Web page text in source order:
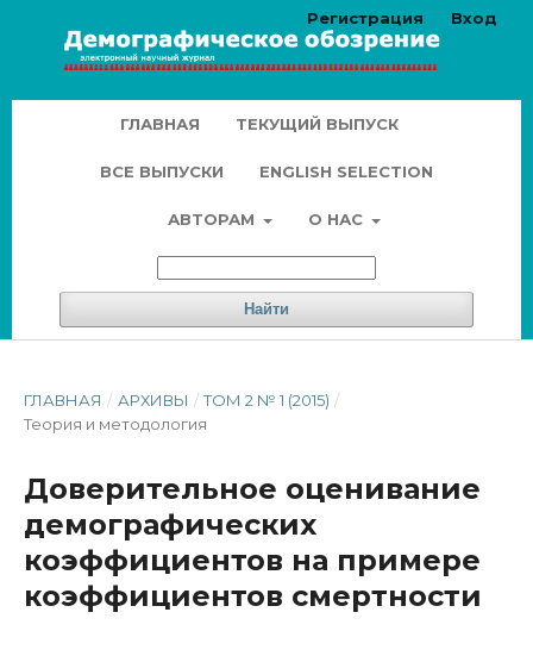
ГЛАВНАЯ ТЕКУЩИЙ ВЫПУСК
ВСЕ ВЫПУСКИ ENGLISH SELECTION
АВТОРАМ О НАС
Найти
Регистрация Вход
ГЛАВНАЯ / АРХИВЫ / ТОМ 2 № 1 (2015) /
Теория и методология
Доверительное оценивание
демографических
коэффициентов на примере
коэффициентов смертности